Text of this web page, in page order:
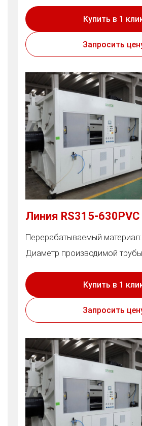
Купить в 1
Запросить
Линия RS315-630PVC
Перерабатываемый
Диаметр производимой
Купить в 1
Запросить